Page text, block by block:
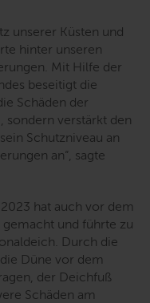
unserer Küsten und
hinter unseren
Mit Hilfe der
beseitigt die
Schäden der
verstärkt den
Schutzniveau an
an“, sagte
hat auch vor dem
und führte zu
Durch die
Düne vor dem
der Deichfuß
Schäden am